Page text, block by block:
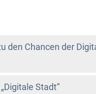
den Chancen der
Stadt“